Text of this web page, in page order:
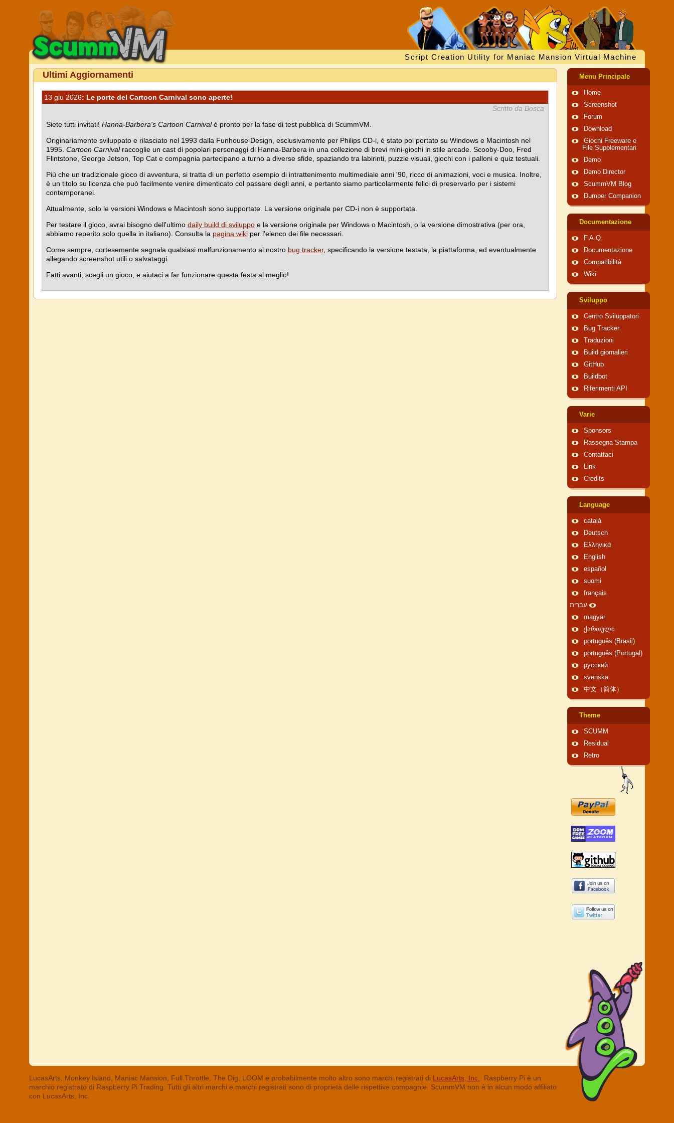
Script Creation Utility for Maniac Mansion Virtual Machine
Ultimi Aggiornamenti
13 giu 2026: Le porte del Cartoon Carnival sono aperte!
Scritto da Bosca
Siete tutti invitati! Hanna-Barbera's Cartoon Carnivalè pronto per la fase di test pubblica di ScummVM.
Originariamente sviluppato e rilasciato nel 1993 dalla Funhouse Design, esclusivamente per Philips CD-i, è stato poi portato su Windows e Macintosh nel
1995. Cartoon Carnivalraccoglie un cast di popolari personaggi di Hanna-Barbera in una collezione di brevi mini-giochi in stile arcade. Scooby-Doo, Fred
Flintstone, George Jetson, Top Cat e compagnia partecipano a turno a diverse sfide, spaziando tra labirinti, puzzle visuali, giochi con i palloni e quiz testuali.
Più che un tradizionale gioco di avventura, si tratta di un perfetto esempio di intrattenimento multimediale anni '90, ricco di animazioni, voci e musica. Inoltre,
è un titolo su licenza che può facilmente venire dimenticato col passare degli anni, e pertanto siamo particolarmente felici di preservarlo per i sistemi
contemporanei.
Attualmente, solo le versioni Windows e Macintosh sono supportate. La versione originale per CD-i non è supportata.
Per testare il gioco, avrai bisogno dell'ultimo daily build di sviluppo e la versione originale per Windows o Macintosh, o la versione dimostrativa (per ora,
abbiamo reperito solo quella in italiano). Consulta la pagina wiki per l'elenco dei file necessari.
Come sempre, cortesemente segnala qualsiasi malfunzionamento al nostro bug tracker, specificando la versione testata, la piattaforma, ed eventualmente
allegando screenshot utili o salvataggi.
Fatti avanti, scegli un gioco, e aiutaci a far funzionare questa festa al meglio!
Menu Principale
Home
Screenshot
Forum
Download
Giochi Freeware e
File Supplementari
Demo
Demo Director
ScummVM Blog
Dumper Companion
Documentazione
F.A.Q.
Documentazione
Compatibilità
Wiki
Sviluppo
Centro Sviluppatori
Bug Tracker
Traduzioni
Build giornalieri
GitHub
Buildbot
Riferimenti API
Varie
Sponsors
Rassegna Stampa
Contattaci
Link
Credits
Language
català
Deutsch
Ελληνικά
English
español
suomi
français
עברית
magyar
ქართული
português (Brasil)
português (Portugal)
русский
svenska
中文（简体）
Theme
SCUMM
Residual
Retro
LucasArts, Monkey Island, Maniac Mansion, Full Throttle, The Dig, LOOM e probabilmente molto altro sono marchi registrati di LucasArts, Inc.
. Raspberry Pi è un
marchio registrato di Raspberry Pi Trading. Tutti gli altri marchi e marchi registrati sono di proprietà delle rispettive compagnie. ScummVM non è in alcun modo affiliato
con LucasArts, Inc.